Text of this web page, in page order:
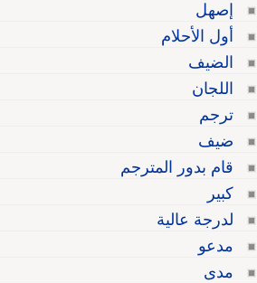
إصهل
أول الأحلام
الضيف
اللجان
ترجم
ضيف
قام بدور المترجم
كبير
لدرجة عالية
مدعو
مدى